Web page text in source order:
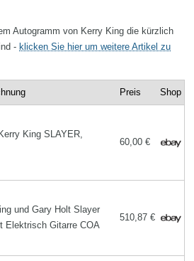
Autogramm von Kerry King die kürzlich
- klicken Sie hier um weitere Artikel zu
Preis Shop
King SLAYER,
60,00 €
und Gary Holt Slayer
Elektrisch Gitarre COA
510,87 €